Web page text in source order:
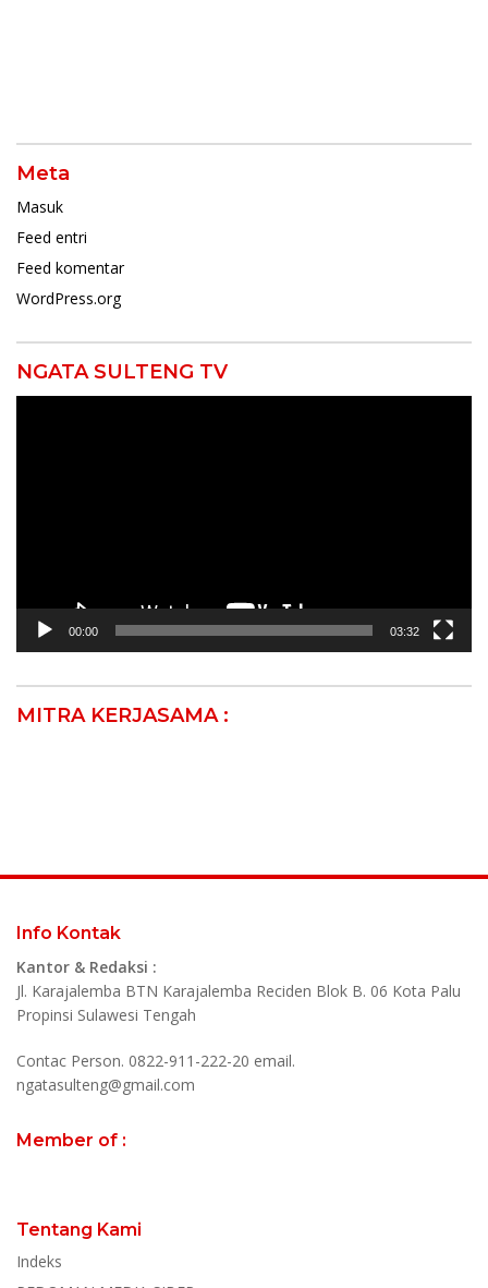
Meta
Masuk
Feed entri
Feed komentar
WordPress.org
NGATA SULTENG TV
00:00 03:32
MITRA KERJASAMA :
Info Kontak
Kantor & Redaksi :
Jl. Karajalemba BTN Karajalemba Reciden Blok B. 06 Kota Palu
Propinsi Sulawesi Tengah
Contac Person. 0822-911-222-20 email.
ngatasulteng@gmail.com
Member of :
Tentang Kami
Indeks